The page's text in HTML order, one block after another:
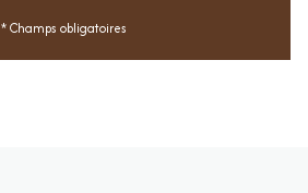
* Champs obligatoires